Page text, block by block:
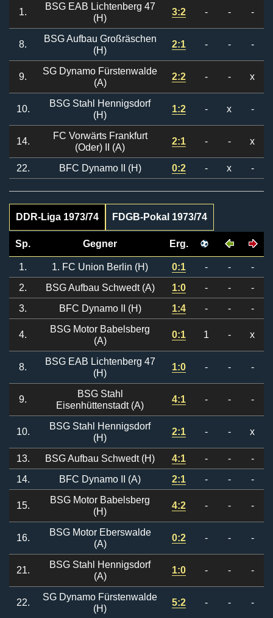
1.
BSG EAB Lichtenberg 47
(H)
3:2 - - -
8.
BSG Aufbau Großräschen
(H)
2:1 - - -
9.
SG Dynamo Fürstenwalde
(A)
2:2 - - x
10.
BSG Stahl Hennigsdorf
(H)
1:2 - x -
14.
FC Vorwärts Frankfurt
(Oder) II (A)
2:1 - - x
22. BFC Dynamo II (H) 0:2 - x -
DDR-Liga 1973/74 FDGB-Pokal 1973/74
Sp. Gegner Erg.
1. 1. FC Union Berlin (H) 0:1 - -
-
2.
BSG Aufbau Schwedt (A) 1:0 - -
-
3.
BFC Dynamo II (H) 1:4 - - -
4.
BSG Motor Babelsberg
(A)
0:1 1 - x
8.
BSG EAB Lichtenberg 47
(H)
1:0 - - -
9.
BSG Stahl
Eisenhüttenstadt (A)
4:1 - - -
10.
BSG Stahl Hennigsdorf
(H)
2:1 - - x
13. BSG Aufbau Schwedt (H) 4:1 - -
-
14.
BFC Dynamo II (A) 2:1 - - -
15.
BSG Motor Babelsberg
(H)
4:2 - - -
16.
BSG Motor Eberswalde
(A)
0:2 - - -
21.
BSG Stahl Hennigsdorf
(A)
1:0 - - -
22.
SG Dynamo Fürstenwalde
(H)
5:2 - - -